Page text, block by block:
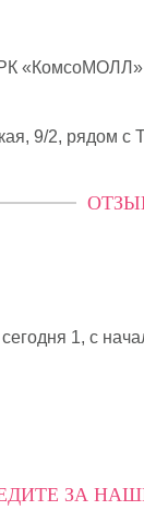
«КомсоМОЛЛ»
9/2, рядом
1, с
ЗА